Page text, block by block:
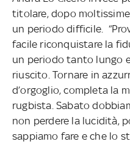
titolare, dopo
un periodo difficile.
facile riconquistare la
un periodo tanto lungo
riuscito. Tornare in
d’orgoglio, completa la
rugbista. Sabato
non perdere la lucidità,
sappiamo fare e che lo